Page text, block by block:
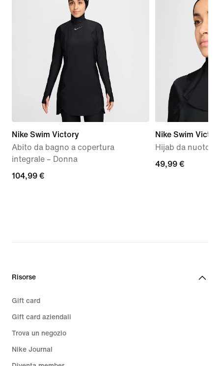
Nike Swim Victory
Abito da bagno a copertura
integrale – Donna
104,99
104,99 €
Nike Swim
Hijab da nuoto –
49,99
49,99 €
Risorse
Gift card
Gift card aziendali
Trova un negozio
Nike Journal